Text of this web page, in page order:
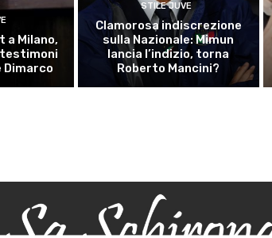
a Milano,
Dimarco
STILE JUVE
Clamorosa indiscrezione
sulla Nazionale: Mimun
lancia l’indizio, torna
Roberto Mancini?